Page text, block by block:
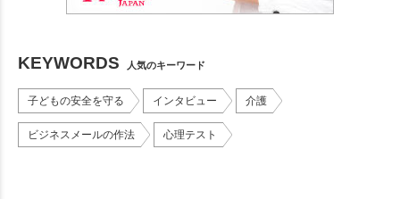
KEYWORDS 人気のキーワード
子どもの安全を守る インタビュー 介護
ビジネスメールの作法 心理テスト